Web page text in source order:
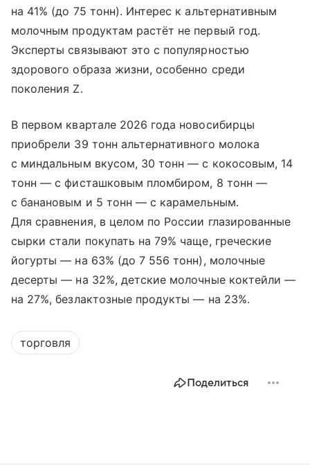
на 41% (до 75 тонн). Интерес к альтернативным
молочным продуктам растёт не первый год.
Эксперты связывают это с популярностью
здорового образа жизни, особенно среди
поколения Z.
В первом квартале 2026 года новосибирцы
приобрели 39 тонн альтернативного молока
с миндальным вкусом, 30 тонн — с кокосовым, 14
тонн — с фисташковым пломбиром, 8 тонн —
с банановым и 5 тонн — с карамельным.
Для сравнения, в целом по России глазированные
сырки стали покупать на 79% чаще, греческие
йогурты — на 63% (до 7 556 тонн), молочные
десерты — на 32%, детские молочные коктейли —
на 27%, безлактозные продукты — на 23%.
торговля
Поделиться